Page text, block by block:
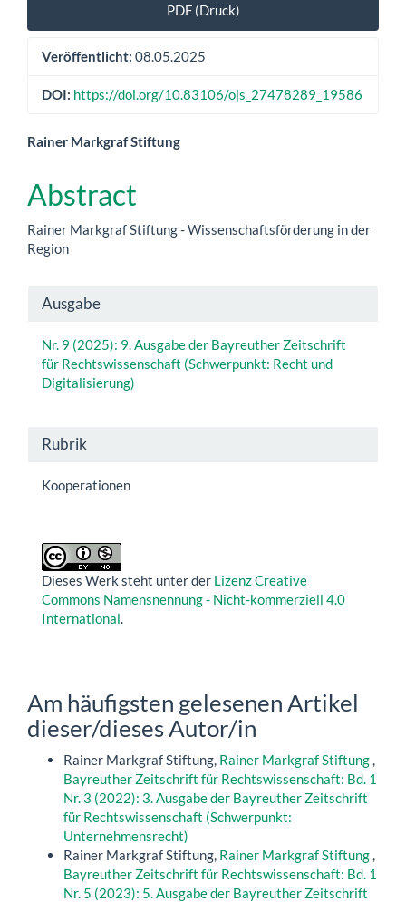
PDF (Druck)
Veröffentlicht: 08.05.2025
DOI: https://doi.org/10.83106/ojs_27478289_19586
Hauptsächlicher
Artikelinhalt
Rainer Markgraf Stiftung
Abstract
Rainer Markgraf Stiftung - Wissenschaftsförderung in der
Region
Artikel-
Details
Ausgabe
Nr. 9 (2025): 9. Ausgabe der Bayreuther Zeitschrift
für Rechtswissenschaft (Schwerpunkt: Recht und
Digitalisierung)
Rubrik
Kooperationen
Dieses Werk steht unter der Lizenz Creative
Commons Namensnennung - Nicht-kommerziell 4.0
International.
Am häufigsten gelesenen Artikel
dieser/dieses Autor/in
Rainer Markgraf Stiftung, Rainer Markgraf Stiftung,
Bayreuther Zeitschrift für Rechtswissenschaft: Bd. 1
Nr. 3 (2022): 3. Ausgabe der Bayreuther Zeitschrift
für Rechtswissenschaft (Schwerpunkt:
Unternehmensrecht)
Rainer Markgraf Stiftung, Rainer Markgraf Stiftung,
Bayreuther Zeitschrift für Rechtswissenschaft: Bd. 1
Nr. 5 (2023): 5. Ausgabe der Bayreuther Zeitschrift